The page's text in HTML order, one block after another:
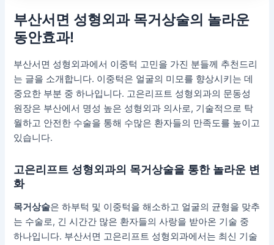
부산서면 성형외과 목거상술의 놀라운
동안효과!
부산서면 성형외과에서 이중턱 고민을 가진 분들께 추천드리
는 글을 소개합니다. 이중턱은 얼굴의 미모를 향상시키는 데
중요한 부분 중 하나입니다. 고은리프트 성형외과의 문동성
원장은 부산에서 명성 높은 성형외과 의사로, 기술적으로 탁
월하고 안전한 수술을 통해 수많은 환자들의 만족도를 높이고
있습니다.
고은리프트 성형외과의 목거상술을 통한 놀라운 변
화
목거상술은 하부턱 및 이중턱을 해소하고 얼굴의 균형을 맞추
는 수술로, 긴 시간간 많은 환자들의 사랑을 받아온 기술 중
하나입니다. 부산서면 고은리프트 성형외과에서는 최신 기술